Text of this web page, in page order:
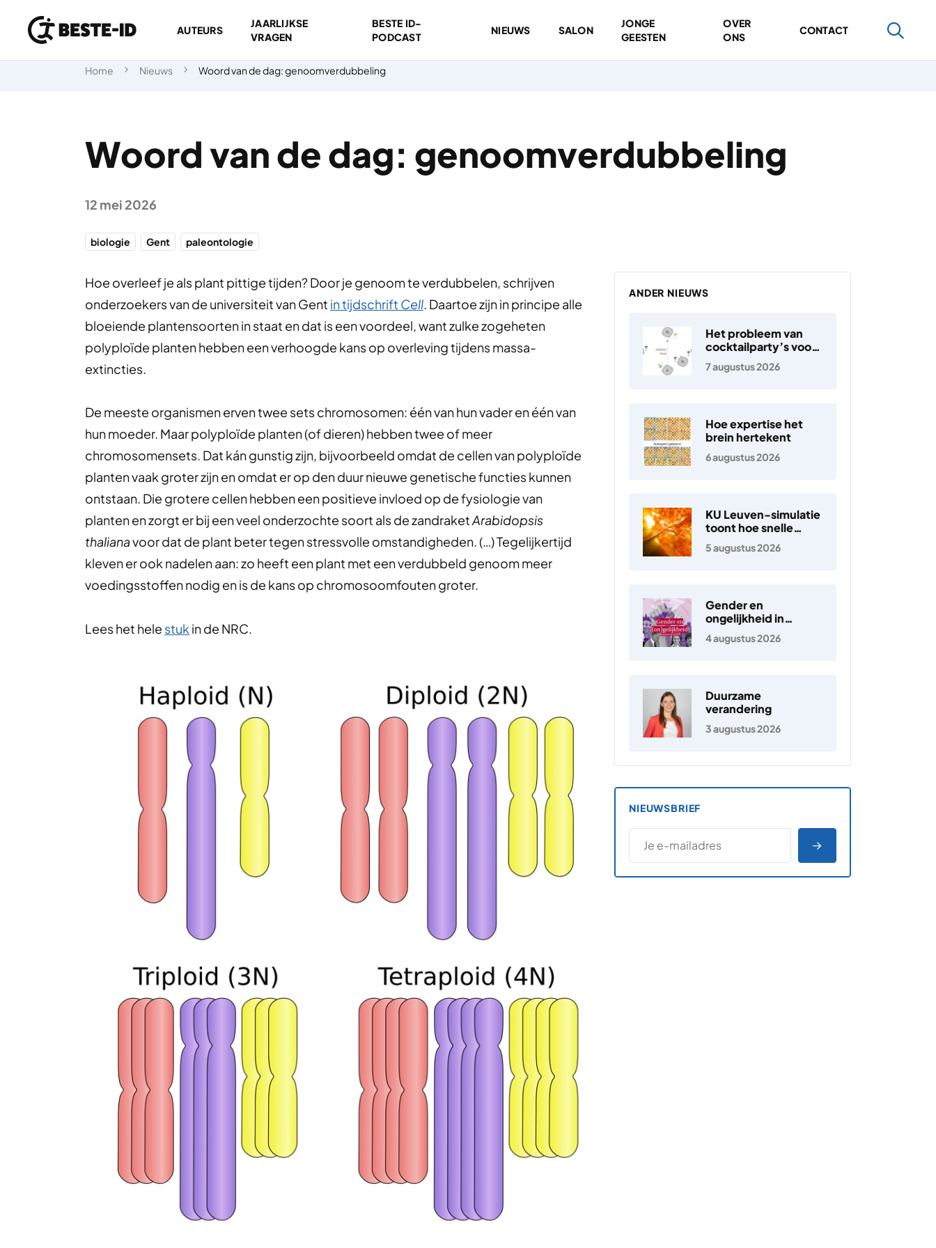
Ga naar inhoud
AUTEURS
JAARLIJKSE
VRAGEN
BESTE ID-
PODCAST
NIEUWS SALON
JONGE
GEESTEN
OVER
ONS
CONTACT
Home Nieuws Woord van de dag: genoomverdubbeling
Woord van de dag: genoomverdubbeling
12 mei 2026
biologie Gent paleontologie
Hoe overleef je als plant pittige tijden? Door je genoom te verdubbelen, schrijven
onderzoekers van de universiteit van Gent in tijdschrift Cell. Daartoe zijn in principe alle
bloeiende plantensoorten in staat en dat is een voordeel, want zulke zogeheten
polyploïde planten hebben een verhoogde kans op overleving tijdens massa-
extincties.
De meeste organismen erven twee sets chromosomen: één van hun vader en één van
hun moeder. Maar polyploïde planten (of dieren) hebben twee of meer
chromosomensets. Dat kán gunstig zijn, bijvoorbeeld omdat de cellen van polyploïde
planten vaak groter zijn en omdat er op den duur nieuwe genetische functies kunnen
ontstaan. Die grotere cellen hebben een positieve invloed op de fysiologie van
planten en zorgt er bij een veel onderzochte soort als de zandraketArabidopsis
thalianavoor dat de plant beter tegen stressvolle omstandigheden. (…) Tegelijkertijd
kleven er ook nadelen aan: zo heeft een plant met een verdubbeld genoom meer
voedingsstoffen nodig en is de kans op chromosoomfouten groter.
Lees het hele stuk in de NRC.
ANDER NIEUWS
Het probleem van
cocktailparty’s voor
hoortoestellen
7 augustus 2026
Hoe expertise het
brein hertekent
6 augustus 2026
KU Leuven-simulatie
toont hoe snelle
elektronen in de
zonnewind ontstaan
5 augustus 2026
Gender en
ongelijkheid in
Nederland
4 augustus 2026
Duurzame
verandering
3 augustus 2026
NIEUWSBRIEF
E-MAILADRES
*
AANMELDEN